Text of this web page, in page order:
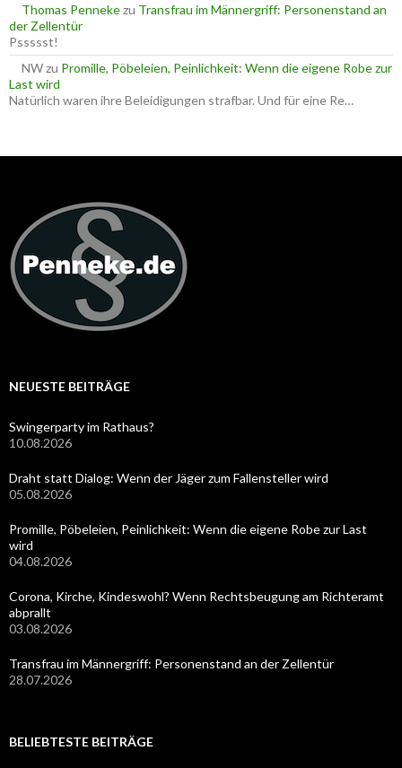
Thomas Pennekezu Transfrau im Männergriff: Personenstand an
der Zellentür
Pssssst!
NWzu Promille, Pöbeleien, Peinlichkeit: Wenn die eigene Robe zur
Last wird
Natürlich waren ihre Beleidigungen strafbar. Und für eine Re…
NEUESTE BEITRÄGE
Swingerparty im Rathaus?
10.08.2026
Draht statt Dialog: Wenn der Jäger zum Fallensteller wird
05.08.2026
Promille, Pöbeleien, Peinlichkeit: Wenn die eigene Robe zur Last
wird
04.08.2026
Corona, Kirche, Kindeswohl? Wenn Rechtsbeugung am Richteramt
abprallt
03.08.2026
Transfrau im Männergriff: Personenstand an der Zellentür
28.07.2026
BELIEBTESTE BEITRÄGE